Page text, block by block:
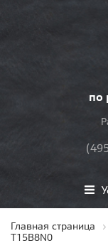
по
Главная страница
T15B8N0